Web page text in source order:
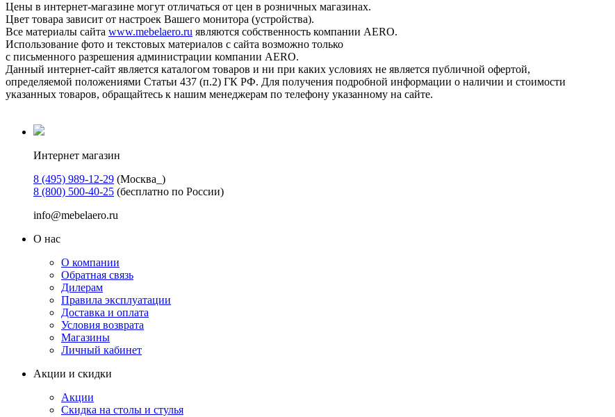
Цены в интернет-магазине могут отличаться от цен в розничных магазинах.
Цвет товара зависит от настроек Вашего монитора (устройства).
Все материалы сайта www.mebelaero.ru являются собственность компании AERO.
Использование фото и текстовых материалов с сайта возможно только
с письменного разрешения администрации компании AERO.
Данный интернет-сайт является каталогом товаров и ни при каких условиях не является публичной офертой,
определяемой положениями Статьи 437 (п.2) ГК РФ. Для получения подробной информации о наличии и стоимости
указанных товаров, обращайтесь к нашим менеджерам по телефону указанному на сайте.
Интернет магазин
8 (495) 989-12-29 (Москва_)
8 (800) 500-40-25 (бесплатно по России)
info@mebelaero.ru
О нас
О компании
Обратная связь
Дилерам
Правила эксплуатации
Доставка и оплата
Условия возврата
Магазины
Личный кабинет
Акции и скидки
Акции
Скидка на столы и стулья